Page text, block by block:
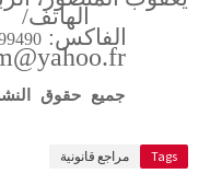
الهاتف/
الفاكس:
جميع حقوق النشر
Tags مراجع قانونية